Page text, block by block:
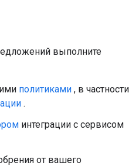
выполните
политиками , в частности
.
интеграции с сервисом
от вашего